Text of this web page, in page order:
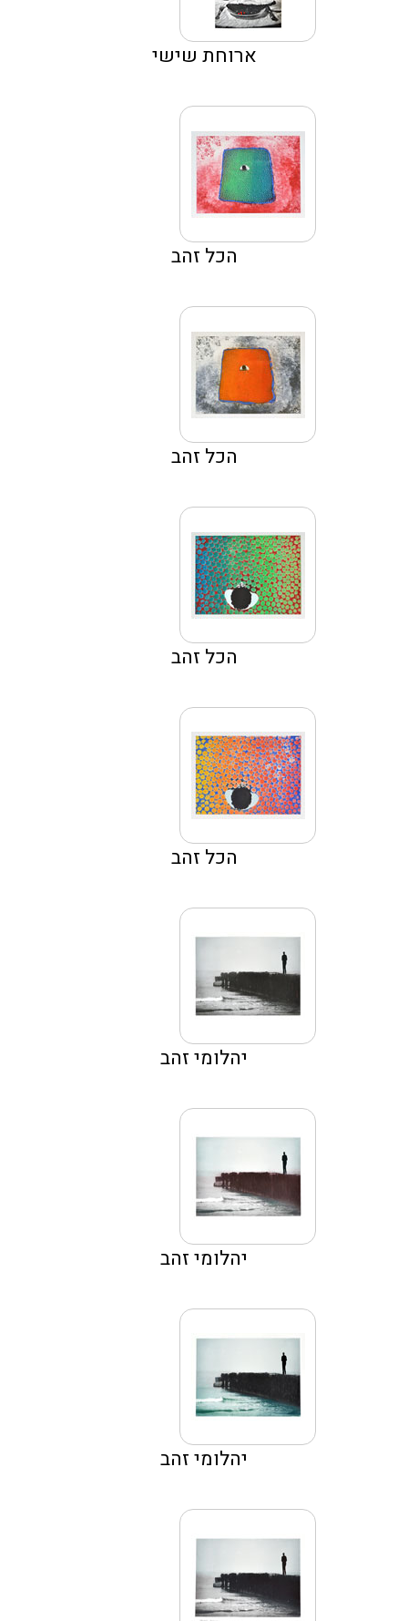
ארוחת שישי
הכל זהב
הכל זהב
הכל זהב
הכל זהב
יהלומי זהב
יהלומי זהב
יהלומי זהב